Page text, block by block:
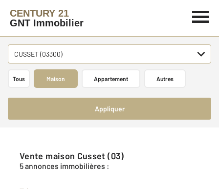
CENTURY 21
GNT Immobilier
CUSSET (03300)
Tous Maison Appartement Autres
Appliquer
Vente maison Cusset (03)
5 annonces immobilières :